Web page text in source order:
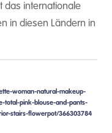
das internationale
in diesen Ländern in
woman-natural-makeup-
total-pink-blouse-and-pants-
stairs-flowerpot/366303784